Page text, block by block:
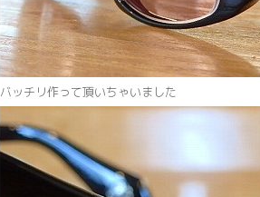
バッチリ作って頂いちゃいました